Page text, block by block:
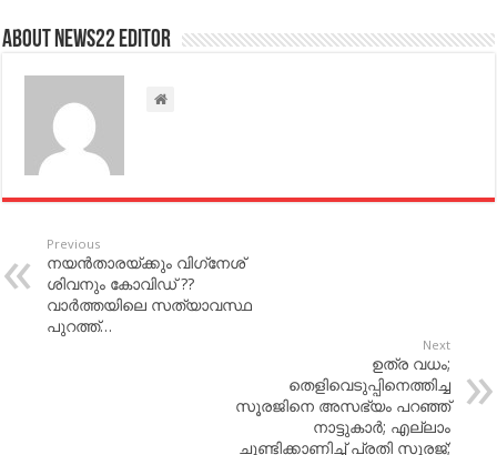
About NEWS22 EDITOR
Previous
നയൻതാരയ്ക്കും വിഗ്‌നേശ്
ശിവനും കോവിഡ് ??
വാർത്തയിലെ സത്യാവസ്ഥ
പുറത്ത്…
Next
ഉത്ര വധം;
തെളിവെടുപ്പിനെത്തിച്ച
സൂരജിനെ അസഭ്യം പറഞ്ഞ്
നാട്ടുകാര്‍; എല്ലാം
ചൂണ്ടിക്കാണിച്ച്‌ പ്രതി സൂരജ്;